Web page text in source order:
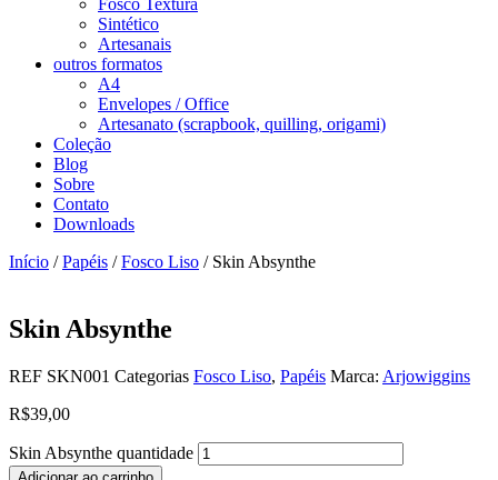
Fosco Textura
Sintético
Artesanais
outros formatos
A4
Envelopes / Office
Artesanato (scrapbook, quilling, origami)
Coleção
Blog
Sobre
Contato
Downloads
Início /Papéis /Fosco Liso / Skin Absynthe
Skin Absynthe
REF SKN001 Categorias Fosco Liso, Papéis Marca: Arjowiggins
R$39,00
Skin Absynthe quantidade